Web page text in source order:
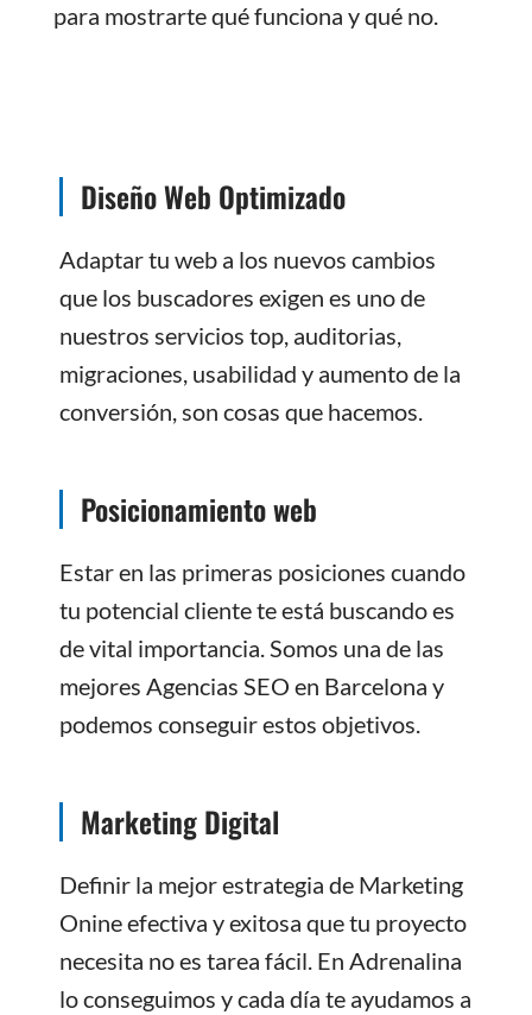
para mostrarte qué funciona y qué no.
Diseño Web Optimizado
Adaptar tu web a los nuevos cambios
que los buscadores exigen es uno de
nuestros servicios top, auditorias,
migraciones, usabilidad y aumento de la
conversión, son cosas que hacemos.
Posicionamiento web
Estar en las primeras posiciones cuando
tu potencial cliente te está buscando es
de vital importancia. Somos una de las
mejores Agencias SEO en Barcelona y
podemos conseguir estos objetivos.
Marketing Digital
Definir la mejor estrategia de Marketing
Onine efectiva y exitosa que tu proyecto
necesita no es tarea fácil. En Adrenalina
lo conseguimos y cada día te ayudamos a